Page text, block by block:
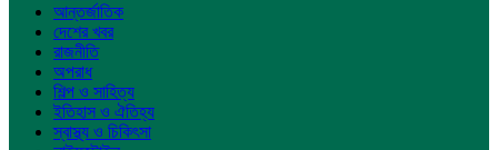
আন্তর্জাতিক
দেশের খবর
রাজনীতি
অপরাধ
শিল্প ও সাহিত্য
ইতিহাস ও ঐতিহ্য
স্বাস্থ্য ও চিকিৎসা